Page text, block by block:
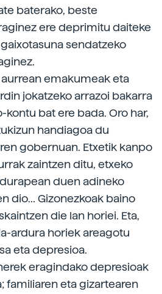
baterako, beste
ere deprimitu daiteke
sendatzeko
emakumeak eta
jokatzeko arrazoi bakarra
kontu bat ere bada. Oro har,
handiagoa du
gobernuan. Etxetik kanpo
zaintzen ditu, etxeko
duen adineko
dio... Gizonezkoak baino
die lan horiei. Eta,
ardura horiek areagotu
eta depresioa.
eragindako depresioak
familiaren eta gizartearen